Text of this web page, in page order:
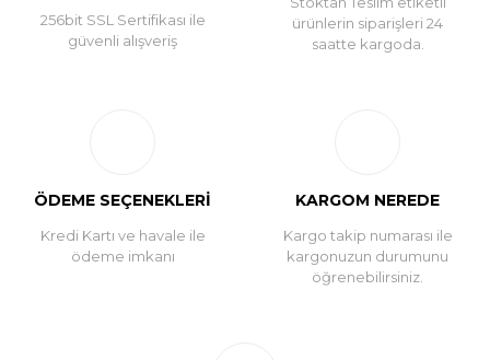
256bit SSL Sertifikası ile
güvenli alışveriş
ürünlerin siparişleri 24
saatte kargoda.
ÖDEME SEÇENEKLERİ
Kredi Kartı ve havale ile
ödeme imkanı
KARGOM NEREDE
Kargo takip numarası ile
kargonuzun durumunu
öğrenebilirsiniz.